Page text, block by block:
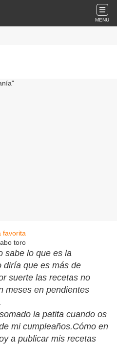
MENU
favorita
sabe lo que es la
diría que es más de
suerte las recetas no
meses en pendientes
la patita cuando os
mi cumpleaños.Cómo en
a publicar mis recetas